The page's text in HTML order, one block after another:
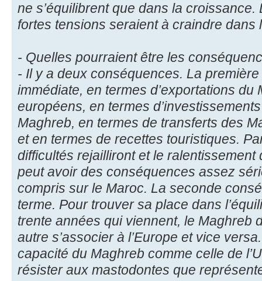
ne s’équilibrent que dans la
fortes tensions seraient à craindre dans
- Quelles pourraient être les
- Il y a deux conséquences. La
immédiate, en termes d’exportations
européens, en termes
Maghreb, en termes de transferts des
et en termes de recettes touristiques.
difficultés rejailliront et le
peut avoir des conséquences assez
compris sur le Maroc. La seconde
terme. Pour trouver sa place dans
trente années qui viennent, le Maghreb
autre s’associer à l’Europe et vice
capacité du Maghreb comme celle de
résister aux mastodontes que